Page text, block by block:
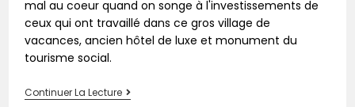
mal au coeur quand on songe à l'investissements de
ceux qui ont travaillé dans ce gros village de
vacances, ancien hôtel de luxe et monument du
tourisme social.
Continuer La Lecture